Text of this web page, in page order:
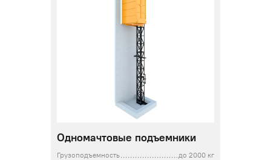
Одномачтовые подъемники
Грузоподъемность
до 2000 кг